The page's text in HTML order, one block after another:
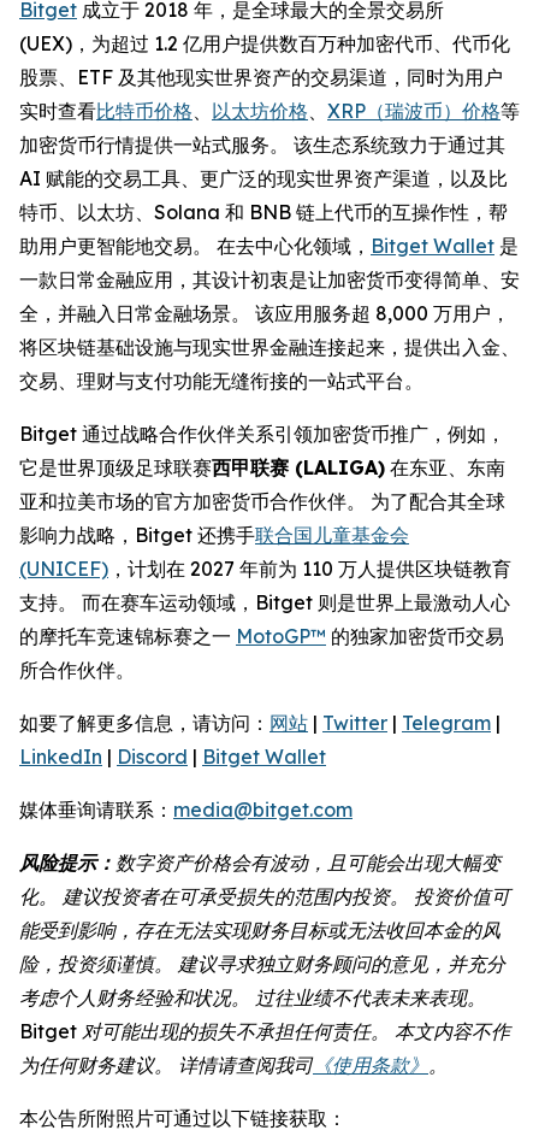
Bitget 成立于 2018 年，是全球最大的全景交易所
(UEX)，为超过 1.2 亿用户提供数百万种加密代币、代币化
股票、ETF 及其他现实世界资产的交易渠道，同时为用户
实时查看比特币价格、 以太坊价格、 XRP（瑞波币）价格等
加密货币行情提供一站式服务。 该生态系统致力于通过其
AI 赋能的交易工具、更广泛的现实世界资产渠道，以及比
特币、以太坊、Solana 和 BNB 链上代币的互操作性，帮
助用户更智能地交易。 在去中心化领域， Bitget Wallet 是
一款日常金融应用，其设计初衷是让加密货币变得简单、安
全，并融入日常金融场景。 该应用服务超 8,000 万用户，
将区块链基础设施与现实世界金融连接起来，提供出入金、
交易、理财与支付功能无缝衔接的一站式平台。
Bitget 通过战略合作伙伴关系引领加密货币推广，例如，
它是世界顶级足球联赛西甲联赛 (LALIGA) 在东亚、东南
亚和拉美市场的官方加密货币合作伙伴。 为了配合其全球
影响力战略，Bitget 还携手联合国儿童基金会
(UNICEF) ，计划在 2027 年前为 110 万人提供区块链教育
支持。 而在赛车运动领域，Bitget 则是世界上最激动人心
的摩托车竞速锦标赛之一 MotoGP™ 的独家加密货币交易
所合作伙伴。
如要了解更多信息，请访问： 网站 | Twitter | Telegram |
LinkedIn | Discord | Bitget Wallet
媒体垂询请联系： media@bitget.com
风险提示： 数字资产价格会有波动，且可能会出现大幅变
化。 建议投资者在可承受损失的范围内投资。 投资价值可
能受到影响，存在无法实现财务目标或无法收回本金的风
险，投资须谨慎。 建议寻求独立财务顾问的意见，并充分
考虑个人财务经验和状况。 过往业绩不代表未来表现。
Bitget 对可能出现的损失不承担任何责任。 本文内容不作
为任何财务建议。 详情请查阅我司《使用条款》 。
本公告所附照片可通过以下链接获取：